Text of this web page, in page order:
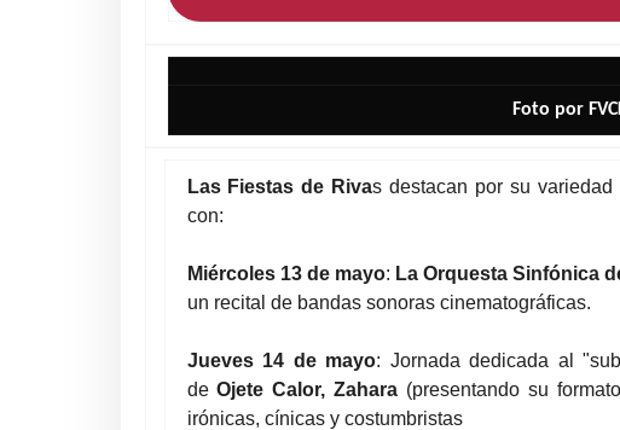
Foto por
Las Fiestas de Rivas destacan por su
con:
Miércoles 13 de mayo: La Orquesta Sinfónica
un recital de bandas sonoras cinematográficas.
Jueves 14 de mayo: Jornada dedicada al
deOjete Calor, Zahara (presentando su
irónicas, cínicas y costumbristas